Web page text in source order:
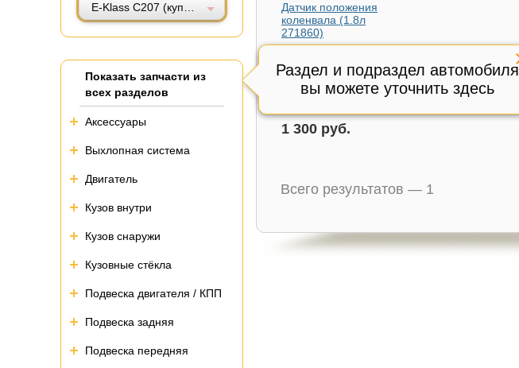
Раздел и подраздел автомобиля
вы можете уточнить здесь
Показать запчасти из
всех разделов
Аксессуары
Выхлопная система
Двигатель
Кузов внутри
Кузов снаружи
Кузовные стёкла
Подвеска двигателя / КПП
Подвеска задняя
Подвеска передняя
Датчик положения
коленвала (1.8л
271860)
Benz E-Klass C207 (купе) с
2009г (Е Купе)
Состояние:Отличное,
1 300 руб.
Всего результатов — 1